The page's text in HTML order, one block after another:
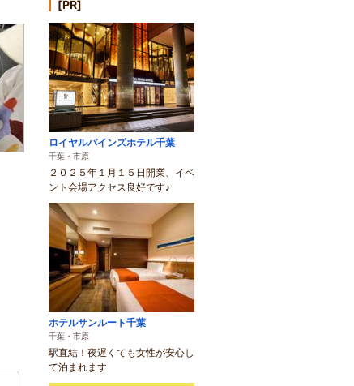
[PR]
ロイヤルパインズホテル千葉
千葉・市原
２０２５年１月１５日開業、イベ
ント会場アクセス良好です♪
ホテルサンルート千葉
千葉・市原
駅直結！夜遅くても女性が安心し
て泊まれます